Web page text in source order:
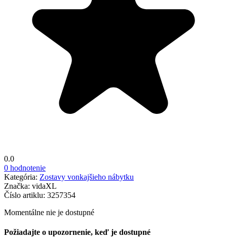
0.0
0 hodnotenie
Kategória: Zostavy vonkajšieho nábytku
Značka: vidaXL
Číslo artiklu: 3257354
Momentálne nie je dostupné
Požiadajte o upozornenie, keď je dostupné